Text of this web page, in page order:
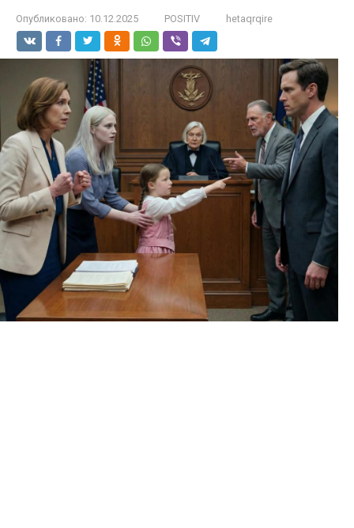
Опубликовано: 10.12.2025 POSITIV hetaqrqire